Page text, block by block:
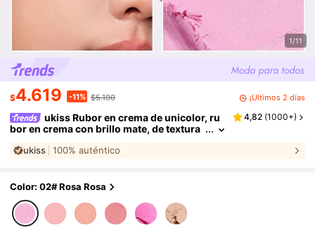
1/11
$4.619 -11% $5.190 ¡Últimos 2 días
ukiss Rubor en crema de unicolor, ru
bor en crema con brillo mate, de textura
nude, de larga duración, paleta de maquillaje
4,82 (1000+)
ukiss 100% auténtico
Color: 02# Rosa Rosa